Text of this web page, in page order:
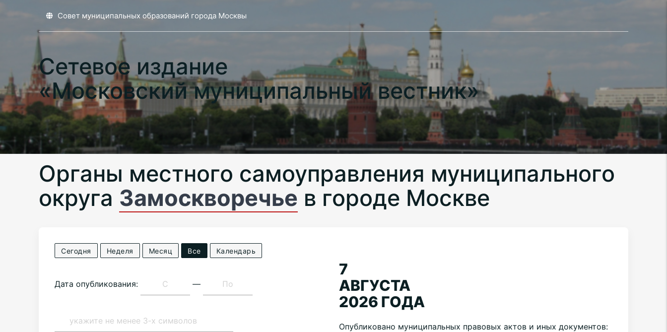
Совет муниципальных образований города Москвы
Сетевое издание
«Московский муниципальный вестник»
Органы местного самоуправления муниципального
округа Замоскворечье в городе Москве
Сегодня Неделя Месяц Все Календарь
Дата опубликования: —
7
АВГУСТА
2026 ГОДА
Опубликовано муниципальных правовых актов и иных документов: